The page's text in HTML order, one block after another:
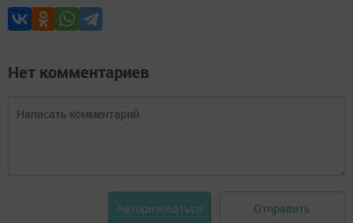
Нет комментариев
Авторизоваться Отправить